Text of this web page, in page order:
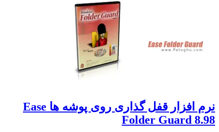
نرم افزار قفل گذاری روی پوشه ها Ease
Folder Guard 8.98